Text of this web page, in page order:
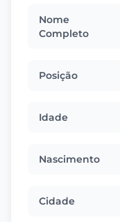
Nome
Completo
Posição
Idade
Nascimento
Cidade